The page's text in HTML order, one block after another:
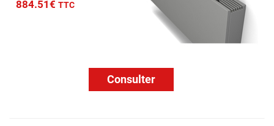
884.51€ TTC
Consulter